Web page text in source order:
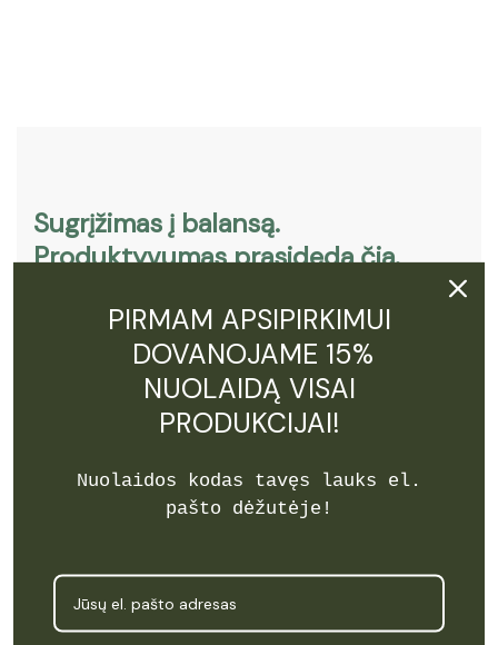
Sugrįžimas į balansą.
Produktyvumas prasideda čia.
Užsiregistruok ir gauk 15% NUOLAIDĄ!
Prenumeruoti
Meniu
PIRMAM APSIPIRKIMUI
DOVANOJAME 15%
NUOLAIDĄ VISAI
PRODUKCIJAI!
Nuolaidos kodas tavęs lauks el.
pašto dėžutėje!